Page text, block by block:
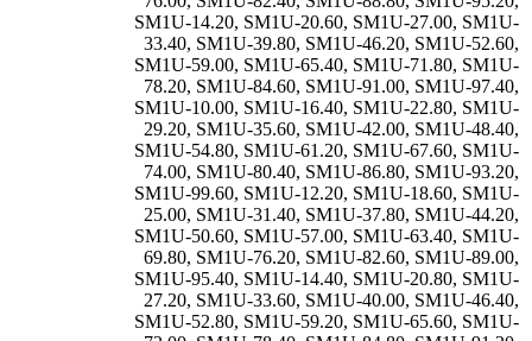
SM1U-14.20, SM1U-20.60, SM1U-27.00, SM1U-
33.40, SM1U-39.80, SM1U-46.20, SM1U-52.60,
SM1U-59.00, SM1U-65.40, SM1U-71.80, SM1U-
78.20, SM1U-84.60, SM1U-91.00, SM1U-97.40,
SM1U-10.00, SM1U-16.40, SM1U-22.80, SM1U-
29.20, SM1U-35.60, SM1U-42.00, SM1U-48.40,
SM1U-54.80, SM1U-61.20, SM1U-67.60, SM1U-
74.00, SM1U-80.40, SM1U-86.80, SM1U-93.20,
SM1U-99.60, SM1U-12.20, SM1U-18.60, SM1U-
25.00, SM1U-31.40, SM1U-37.80, SM1U-44.20,
SM1U-50.60, SM1U-57.00, SM1U-63.40, SM1U-
69.80, SM1U-76.20, SM1U-82.60, SM1U-89.00,
SM1U-95.40, SM1U-14.40, SM1U-20.80, SM1U-
27.20, SM1U-33.60, SM1U-40.00, SM1U-46.40,
SM1U-52.80, SM1U-59.20, SM1U-65.60, SM1U-